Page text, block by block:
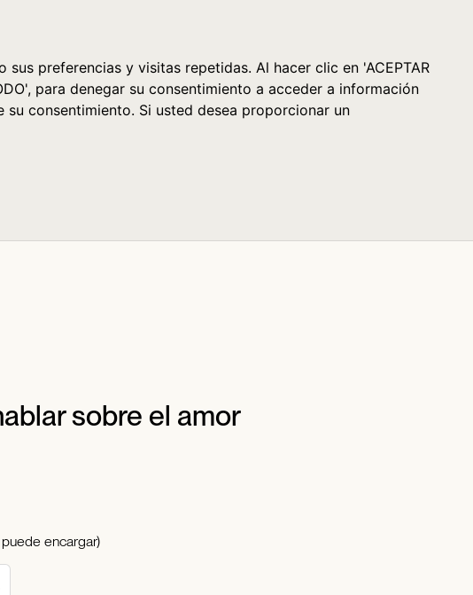
preferencias y visitas repetidas. Al hacer clic en 'ACEPTAR
para denegar su consentimiento a acceder a información
consentimiento. Si usted desea proporcionar un
sobre el amor
encargar)